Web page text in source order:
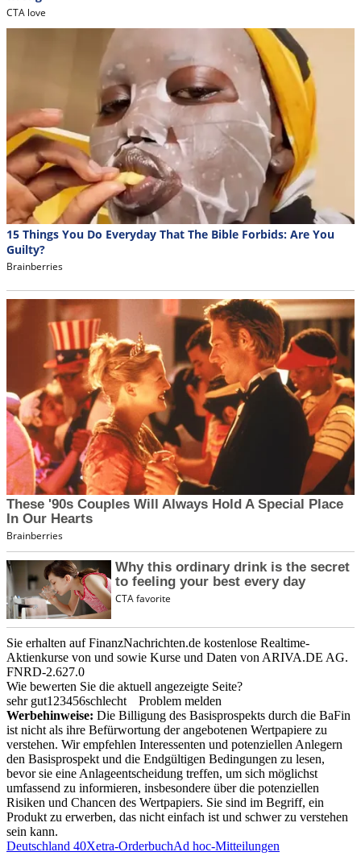
Sie erhalten auf FinanzNachrichten.de kostenlose Realtime-
Aktienkurse von und sowie Kurse und Daten von ARIVA.DE AG.
FNRD-2.627.0
Wie bewerten Sie die aktuell angezeigte Seite?
sehr gut1 23456schlecht
Problem melden
Werbehinweise: Die Billigung des Basisprospekts durch die BaFin
ist nicht als ihre Befürwortung der angebotenen Wertpapiere zu
verstehen. Wir empfehlen Interessenten und potenziellen Anlegern
den Basisprospekt und die Endgültigen Bedingungen zu lesen,
bevor sie eine Anlageentscheidung treffen, um sich möglichst
umfassend zu informieren, insbesondere über die potenziellen
Risiken und Chancen des Wertpapiers. Sie sind im Begriff, ein
Produkt zu erwerben, das nicht einfach ist und schwer zu verstehen
sein kann.
Deutschland 40Xetra-OrderbuchAd hoc-Mitteilungen